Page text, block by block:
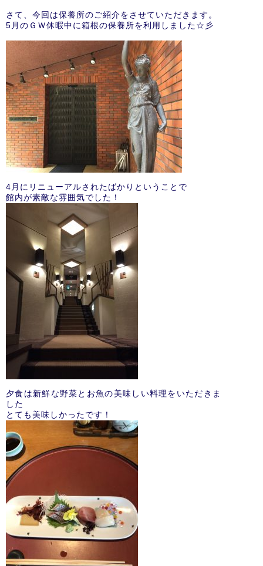
さて、今回は保養所のご紹介をさせていただきます。
5月のＧＷ休暇中に箱根の保養所を利用しました☆彡
4月にリニューアルされたばかりということで
館内が素敵な雰囲気でした！
夕食は新鮮な野菜とお魚の美味しい料理をいただきま
した
とても美味しかったです！